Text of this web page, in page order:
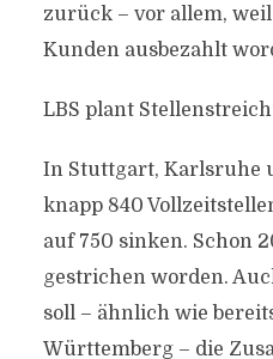
zurück – vor allem,
Kunden ausbezahlt
LBS plant
In Stuttgart, Karlsruhe
knapp 840
auf 750 sinken. Schon
gestrichen worden.
soll – ähnlich wie
Württemberg – die